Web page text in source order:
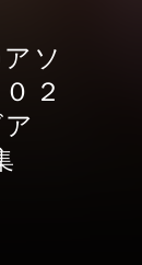
ソ
２
ア